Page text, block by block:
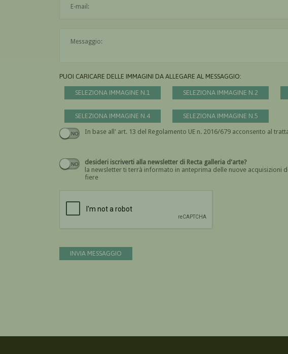
PUOI CARICARE DELLE IMMAGINI DA ALLEGARE AL MESSAGGIO:
SELEZIONA IMMAGINE N.1 SELEZIONA IMMAGINE N.2
SELEZIONA IMMAGINE N.4 SELEZIONA IMMAGINE N.5
In base all'
desideri iscriverti alla newsletter di Recta galleria d'arte?
la newsletter ti terrà informato in anteprima delle nuove acquisizioni
fiere
INVIA MESSAGGIO